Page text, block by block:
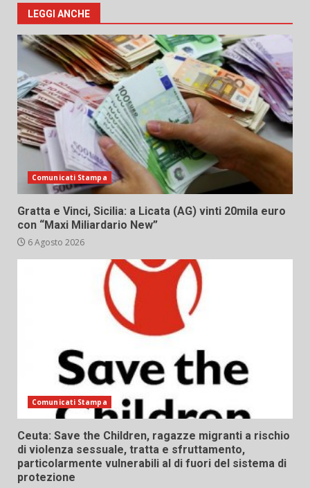
LEGGI ANCHE
Comunicati Stampa
Gratta e Vinci, Sicilia: a Licata (AG) vinti 20mila euro
con “Maxi Miliardario New”
6 Agosto 2026
Comunicati Stampa
Ceuta: Save the Children, ragazze migranti a rischio
di violenza sessuale, tratta e sfruttamento,
particolarmente vulnerabili al di fuori del sistema di
protezione